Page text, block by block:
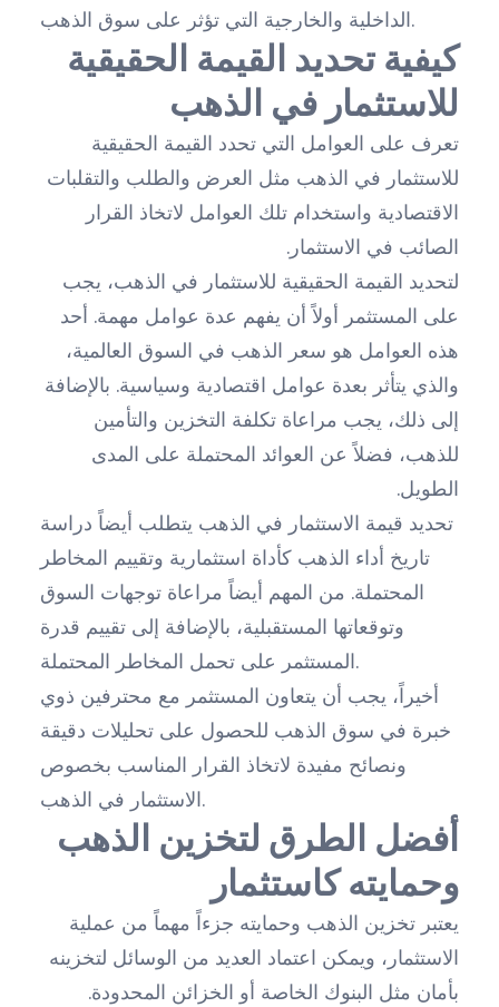
الداخلية والخارجية التي تؤثر على سوق الذهب.
كيفية تحديد القيمة الحقيقية
للاستثمار في الذهب
تعرف على العوامل التي تحدد القيمة الحقيقية
للاستثمار في الذهب مثل العرض والطلب والتقلبات
الاقتصادية واستخدام تلك العوامل لاتخاذ القرار
الصائب في الاستثمار.
لتحديد القيمة الحقيقية للاستثمار في الذهب، يجب
على المستثمر أولاً أن يفهم عدة عوامل مهمة. أحد
هذه العوامل هو سعر الذهب في السوق العالمية،
والذي يتأثر بعدة عوامل اقتصادية وسياسية. بالإضافة
إلى ذلك، يجب مراعاة تكلفة التخزين والتأمين
للذهب، فضلاً عن العوائد المحتملة على المدى
الطويل.
تحديد قيمة الاستثمار في الذهب يتطلب أيضاً دراسة
تاريخ أداء الذهب كأداة استثمارية وتقييم المخاطر
المحتملة. من المهم أيضاً مراعاة توجهات السوق
وتوقعاتها المستقبلية، بالإضافة إلى تقييم قدرة
المستثمر على تحمل المخاطر المحتملة.
أخيراً، يجب أن يتعاون المستثمر مع محترفين ذوي
خبرة في سوق الذهب للحصول على تحليلات دقيقة
ونصائح مفيدة لاتخاذ القرار المناسب بخصوص
الاستثمار في الذهب.
أفضل الطرق لتخزين الذهب
وحمايته كاستثمار
يعتبر تخزين الذهب وحمايته جزءاً مهماً من عملية
الاستثمار، ويمكن اعتماد العديد من الوسائل لتخزينه
بأمان مثل البنوك الخاصة أو الخزائن المحدودة.